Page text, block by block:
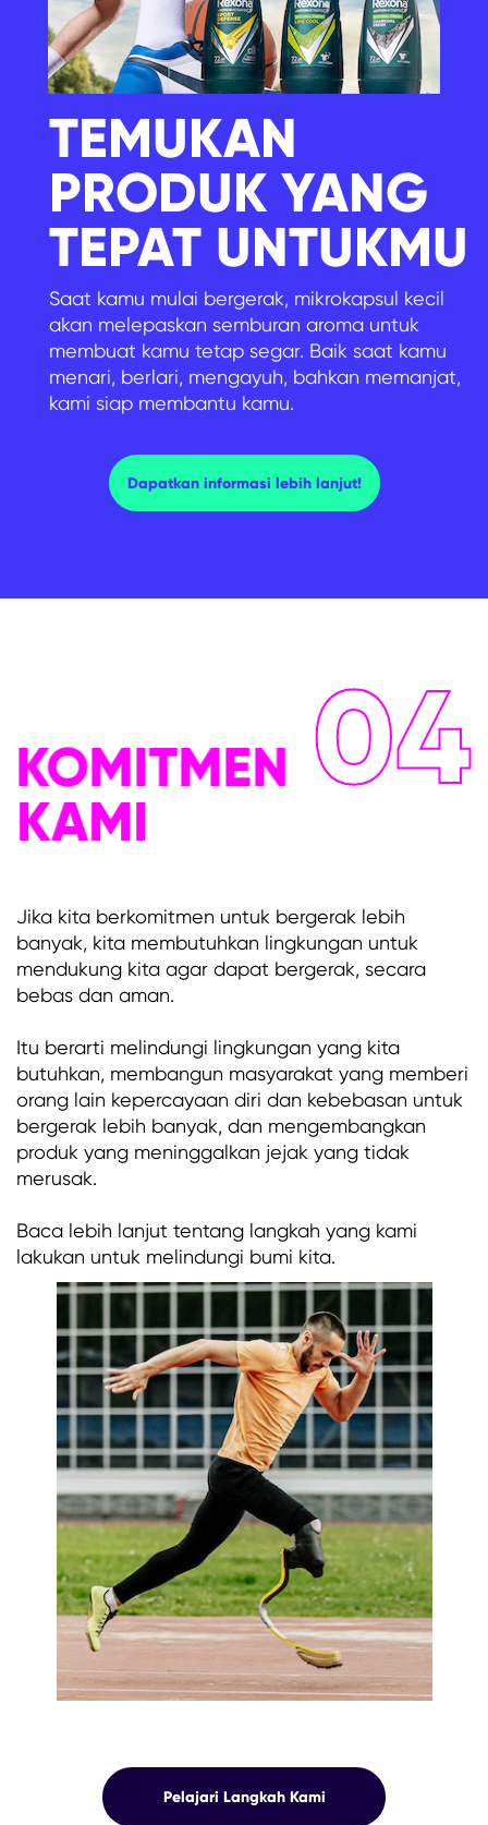
TEMUKAN
PRODUK YANG
TEPAT UNTUKMU
Saat kamu mulai bergerak, mikrokapsul kecil
akan melepaskan semburan aroma untuk
membuat kamu tetap segar. Baik saat kamu
menari, berlari, mengayuh, bahkan memanjat,
kami siap membantu kamu.
Dapatkan informasi lebih lanjut!TEMUKAN
KOMITMEN
KAMI
04
Jika kita berkomitmen untuk bergerak lebih
banyak, kita membutuhkan lingkungan untuk
mendukung kita agar dapat bergerak, secara
bebas dan aman.
Itu berarti melindungi lingkungan yang kita
butuhkan, membangun masyarakat yang memberi
orang lain kepercayaan diri dan kebebasan untuk
bergerak lebih banyak, dan mengembangkan
produk yang meninggalkan jejak yang tidak
merusak.
Baca lebih lanjut tentang langkah yang kami
lakukan untuk melindungi bumi kita.
Pelajari Langkah KamiKOMITMEN